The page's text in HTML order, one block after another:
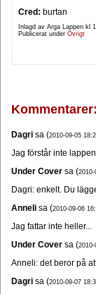
Cred: burtan
Inlagd av Arga Lappen kl
Publicerat under Övrigt
Kommentarer:
Dagri sa (2010-09-05
Jag förstår inte
Under Cover sa (2010-
Dagri: enkelt. Du
Anneli sa (2010-09-06
Jag fattar inte heller...
Under Cover sa (2010-
Anneli: det beror på
Dagri sa (2010-09-07